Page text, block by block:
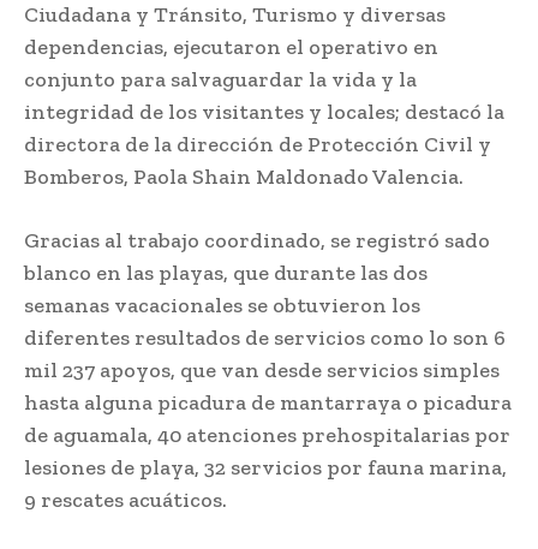
Ciudadana y Tránsito, Turismo y diversas
dependencias, ejecutaron el operativo en
conjunto para salvaguardar la vida y la
integridad de los visitantes y locales; destacó la
directora de la dirección de Protección Civil y
Bomberos, Paola Shain Maldonado Valencia.
Gracias al trabajo coordinado, se registró sado
blanco en las playas, que durante las dos
semanas vacacionales se obtuvieron los
diferentes resultados de servicios como lo son 6
mil 237 apoyos, que van desde servicios simples
hasta alguna picadura de mantarraya o picadura
de aguamala, 40 atenciones prehospitalarias por
lesiones de playa, 32 servicios por fauna marina,
9 rescates acuáticos.